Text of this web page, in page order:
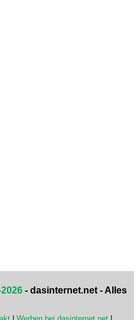
- dasinternet.net - Alles